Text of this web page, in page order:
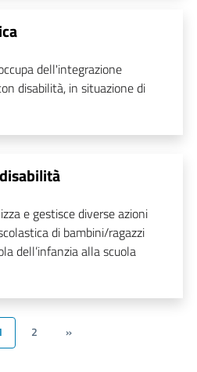
dell'integrazione
disabilità, in situazione di
e gestisce diverse azioni
di bambini/ragazzi
dell’infanzia alla scuola
2 »